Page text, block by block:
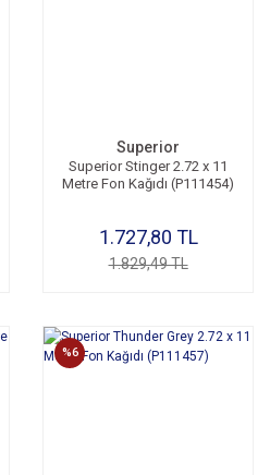
Superior
Superior Stinger 2.72 x 11
Metre Fon Kağıdı (P111454)
1.727,80 TL
1.829,49 TL
%6